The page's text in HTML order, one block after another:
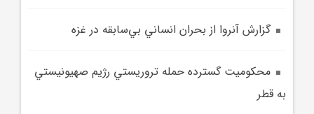
گزارش آنروا از بحران انساني بي‌سابقه در غزه
محکوميت گسترده حمله تروريستي رژيم صهيونيستي
به قطر